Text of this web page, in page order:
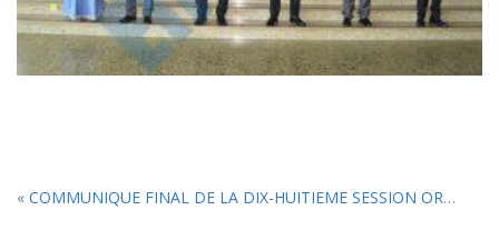
« COMMUNIQUE FINAL DE LA DIX-HUITIEME SESSION ORDINAIRE DU CONSEIL D’ADMINISTRATION